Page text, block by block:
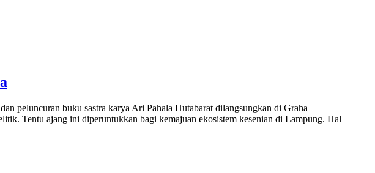
peluncuran buku sastra karya Ari Pahala Hutabarat dilangsungkan di Graha
Tentu ajang ini diperuntukkan bagi kemajuan ekosistem kesenian di Lampung. Hal